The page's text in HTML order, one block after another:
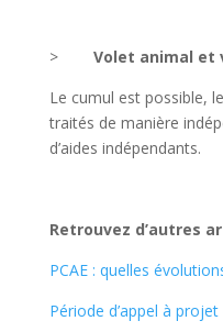
> Volet animal et
Le cumul est possible,
traités de manière
d’aides indépendants.
Retrouvez d’autres
PCAE : quelles
Période d’appel à